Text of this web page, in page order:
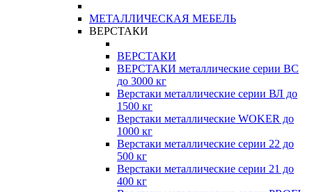
МЕТАЛЛИЧЕСКАЯ МЕБЕЛЬ
ВЕРСТАКИ
ВЕРСТАКИ
ВЕРСТАКИ металлические серии ВС
до 3000 кг
Верстаки металлические серии ВЛ до
1500 кг
Верстаки металлические WOKER до
1000 кг
Верстаки металлические серии 22 до
500 кг
Верстаки металлические серии 21 до
400 кг